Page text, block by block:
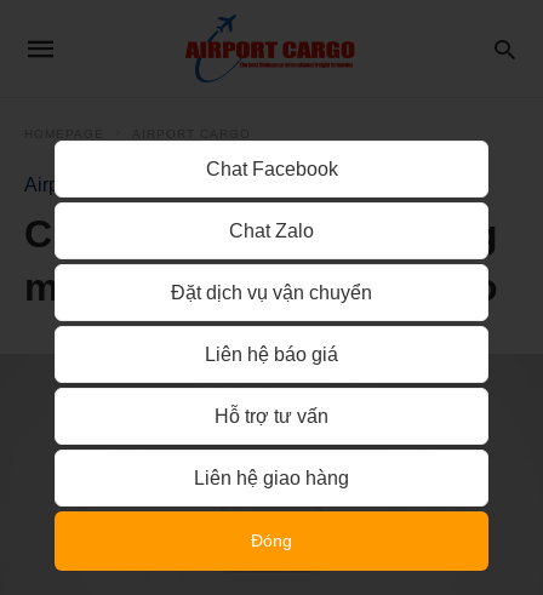
Airport Cargo
Chuyển phát nhanh hàng
mỹ phẩm Việt Nam đi Lào
Chat Facebook
Chat Zalo
Đặt dịch vụ vận chuyển
Liên hệ báo giá
Hỗ trợ tư vấn
Liên hệ giao hàng
Đóng